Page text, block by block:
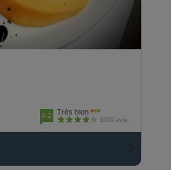
4.2 Très bien
1000 avis